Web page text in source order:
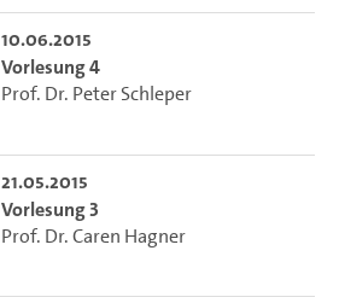
10.06.2015
Vorlesung 4
Prof. Dr. Peter Schleper
21.05.2015
Vorlesung 3
Prof. Dr. Caren Hagner